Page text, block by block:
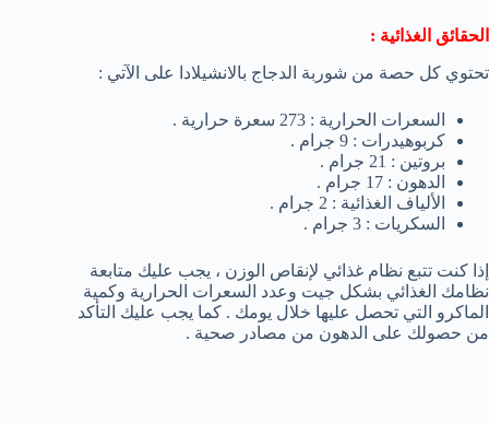
الحقائق الغذائية :
تحتوي كل حصة من شوربة الدجاج بالانشيلادا على الآتي :
السعرات الحرارية : 273 سعرة حرارية .
كربوهيدرات : 9 جرام .
بروتين : 21 جرام .
الدهون : 17 جرام .
الألياف الغذائية : 2 جرام .
السكريات : 3 جرام .
إذا كنت تتبع نظام غذائي لإنقاص الوزن ، يجب عليك متابعة
نظامك الغذائي بشكل جيت وعدد السعرات الحرارية وكمية
الماكرو التي تحصل عليها خلال يومك . كما يجب عليك التأكد
من حصولك على الدهون من مصادر صحية .